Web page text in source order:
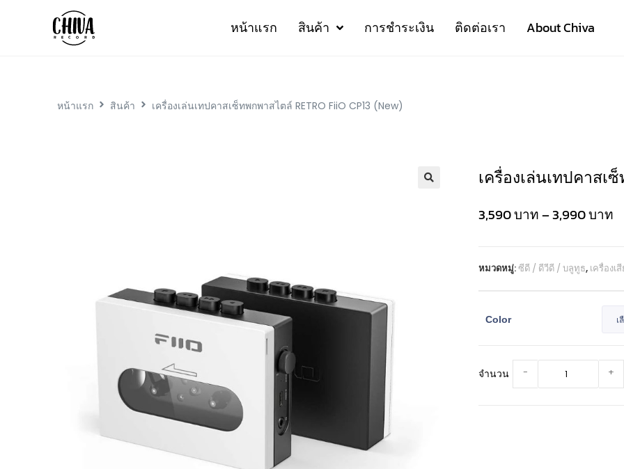
หน้าแรก สินค้า การชำระเงิน ติดต่อเรา About Chiva
หน้าแรก สินค้า เครื่องเล่นเทปคาสเซ็ทพกพาสไตล์ RETRO FiiO CP13 (New)
เครื่องเล่นเทปคาสเซ็
3,590บาท–3,990บาท
หมวดหมู่:ซีดี / ดีวีดี / บลูทูธ, เครื่องเ
Color
จำนวน - +